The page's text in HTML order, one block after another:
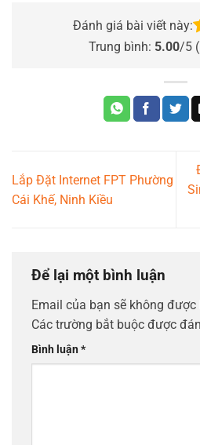
Đánh giá bài viết này:
Trung bình: 5.00/5 (
Lắp Đặt Internet FPT Phường
Cái Khế, Ninh Kiều
Để lại một bình luận
Email của bạn sẽ không
Các trường bắt buộc được
Bình luận*